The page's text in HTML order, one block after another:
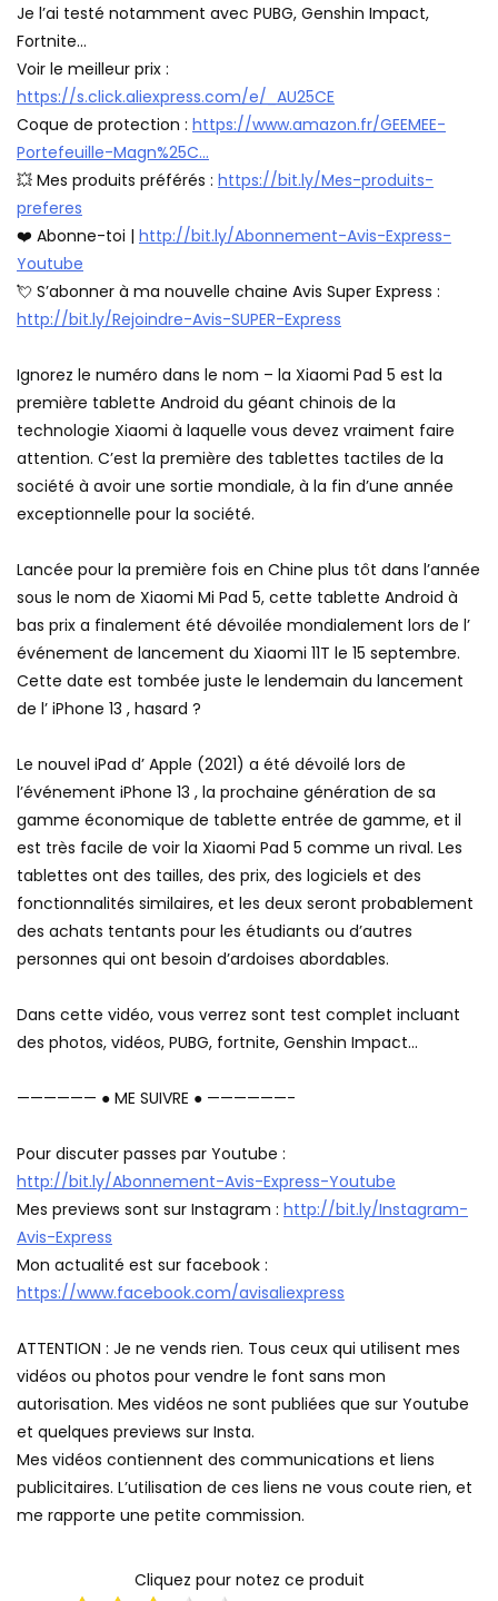
Je l’ai testé notamment avec PUBG, Genshin Impact,
Fortnite…
Voir le meilleur prix :
https://s.click.aliexpress.com/e/_AU25CE
Coque de protection : https://www.amazon.fr/GEEMEE-
Portefeuille-Magn%25C…
💥 Mes produits préférés : https://bit.ly/Mes-produits-
preferes
❤️ Abonne-toi | http://bit.ly/Abonnement-Avis-Express-
Youtube
💘 S’abonner à ma nouvelle chaine Avis Super Express :
http://bit.ly/Rejoindre-Avis-SUPER-Express
Ignorez le numéro dans le nom – la Xiaomi Pad 5 est la
première tablette Android du géant chinois de la
technologie Xiaomi à laquelle vous devez vraiment faire
attention. C’est la première des tablettes tactiles de la
société à avoir une sortie mondiale, à la fin d’une année
exceptionnelle pour la société.
Lancée pour la première fois en Chine plus tôt dans l’année
sous le nom de Xiaomi Mi Pad 5, cette tablette Android à
bas prix a finalement été dévoilée mondialement lors de l’
événement de lancement du Xiaomi 11T le 15 septembre.
Cette date est tombée juste le lendemain du lancement
de l’ iPhone 13 , hasard ?
Le nouvel iPad d’ Apple (2021) a été dévoilé lors de
l’événement iPhone 13 , la prochaine génération de sa
gamme économique de tablette entrée de gamme, et il
est très facile de voir la Xiaomi Pad 5 comme un rival. Les
tablettes ont des tailles, des prix, des logiciels et des
fonctionnalités similaires, et les deux seront probablement
des achats tentants pour les étudiants ou d’autres
personnes qui ont besoin d’ardoises abordables.
Dans cette vidéo, vous verrez sont test complet incluant
des photos, vidéos, PUBG, fortnite, Genshin Impact…
—————— ● ME SUIVRE ● ——————-
Pour discuter passes par Youtube :
http://bit.ly/Abonnement-Avis-Express-Youtube
Mes previews sont sur Instagram : http://bit.ly/Instagram-
Avis-Express
Mon actualité est sur facebook :
https://www.facebook.com/avisaliexpress
ATTENTION : Je ne vends rien. Tous ceux qui utilisent mes
vidéos ou photos pour vendre le font sans mon
autorisation. Mes vidéos ne sont publiées que sur Youtube
et quelques previews sur Insta.
Mes vidéos contiennent des communications et liens
publicitaires. L’utilisation de ces liens ne vous coute rien, et
me rapporte une petite commission.
Cliquez pour notez ce produit